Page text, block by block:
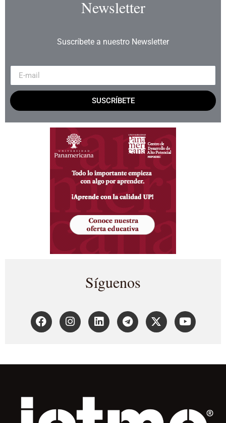
Newsletter
Suscríbete a nuestro Newsletter
SUSCRÍBETE
Síguenos